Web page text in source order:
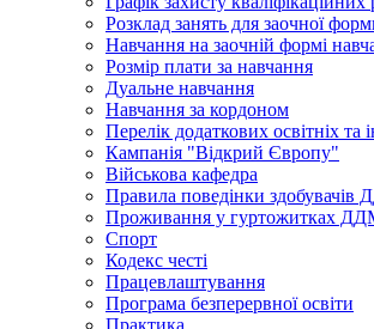
Розклад занять для заочної
Навчання на заочній формі
Розмір плати за навчання
Дуальне навчання
Навчання за кордоном
Перелік додаткових освітніх та
Кампанія "Відкрий Європу"
Військова кафедра
Правила поведінки
Проживання у гуртожитках
Спорт
Кодекс честі
Працевлаштування
Програма безперервної освіти
Практика